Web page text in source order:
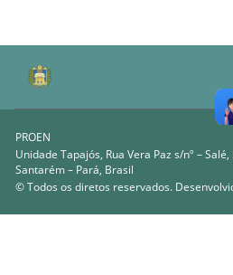
PROEN
Unidade Tapajós, Rua Vera Paz s/nº –
Santarém – Pará, Brasil
© Todos os diretos reservados.